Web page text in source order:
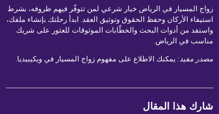
زواج المسيار في الرياض خيار شرعي لمن تتوفّر فيهم ظروفه، بشرط
استيفاء الأركان وحفظ الحقوق وتوثيق العقد. ابدأ رحلتك بإنشاء ملفك،
واستفد من أدوات البحث والخطّابات الموثوقات للعثور على شريك
مناسب في الرياض.
مصدر مفيد: يمكنك الاطلاع على مفهوم زواج المسيار في ويكيبيديا.
شارك هذا المقال